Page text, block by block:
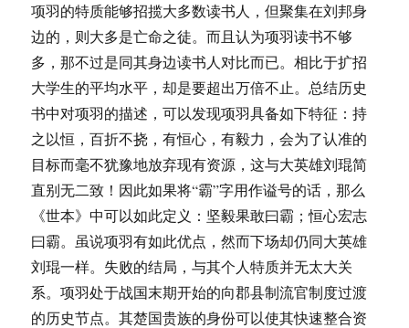
项羽的特质能够招揽大多数读书人，但聚集在刘邦身
边的，则大多是亡命之徒。而且认为项羽读书不够
多，那不过是同其身边读书人对比而已。相比于扩招
大学生的平均水平，却是要超出万倍不止。总结历史
书中对项羽的描述，可以发现项羽具备如下特征：持
之以恒，百折不挠，有恒心，有毅力，会为了认准的
目标而毫不犹豫地放弃现有资源，这与大英雄刘琨简
直别无二致！因此如果将“霸”字用作谥号的话，那么
《世本》中可以如此定义：坚毅果敢曰霸；恒心宏志
曰霸。虽说项羽有如此优点，然而下场却仍同大英雄
刘琨一样。失败的结局，与其个人特质并无太大关
系。项羽处于战国末期开始的向郡县制流官制度过渡
的历史节点。其楚国贵族的身份可以使其快速整合资